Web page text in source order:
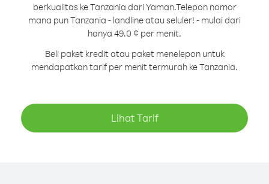
berkualitas ke Tanzania dari Yaman.Telepon nomor
mana pun Tanzania - landline atau seluler! - mulai dari
hanya 49.0 ¢ per menit.
Beli paket kredit atau paket menelepon untuk
mendapatkan tarif per menit termurah ke Tanzania.
Lihat Tarif